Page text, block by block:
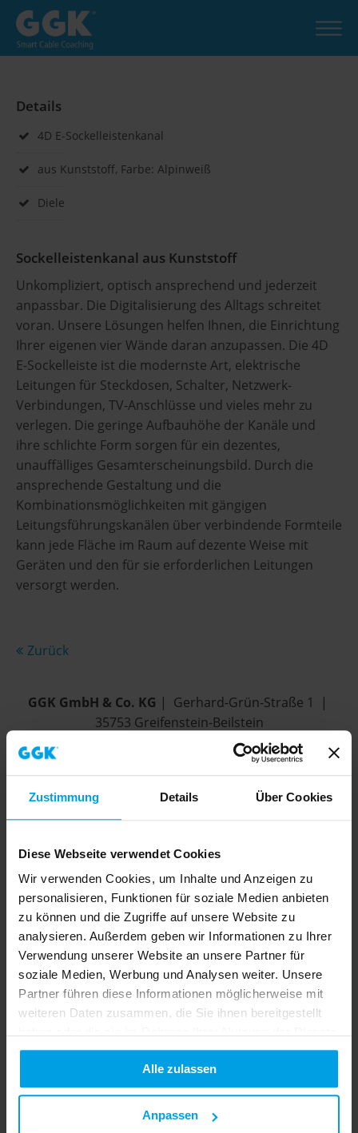
Zustimmung Details Über Cookies
Diese Webseite verwendet Cookies
Wir verwenden Cookies, um Inhalte und Anzeigen zu
personalisieren, Funktionen für soziale Medien anbieten
zu können und die Zugriffe auf unsere Website zu
analysieren. Außerdem geben wir Informationen zu Ihrer
Verwendung unserer Website an unsere Partner für
soziale Medien, Werbung und Analysen weiter. Unsere
Partner führen diese Informationen möglicherweise mit
weiteren Daten zusammen, die Sie ihnen bereitgestellt
gesammelt haben.
Alle zulassen
Anpassen
Details
4D E-Sockelleistenkanal
aus Kunststoff, Farbe: Alpinweiß
Diele
Sockelleistenkanal aus Kunststoff
Unkompliziert, optisch ansprechend und jederzeit
anpassbar. Die Digitalisierung des Alltags schreitet
voran. Unsere Lösungen helfen Ihnen, die Einrichtung
Ihrer eigenen vier Wände daran anzupassen. Die 4D
E-Sockelleiste ist die modernste Art, elektrische
Leitungen für Steckdosen, Schalter, Netzwerk-
Verbindungen, TV-Anschlüsse und vieles mehr zu
verlegen. Die geringe Aufbauhöhe der Kanäle und
ihre schlichte Form sorgen für ein dezentes,
unauffälliges Gesamterscheinungsbild. Durch die
ansprechende Gestaltung und die
Kombinationsmöglichkeiten mit gängigen
Leitungsführungskanälen über verbindende Formteile
kann jede Fläche im Raum auf dezente Weise mit
Geräten und den für sie erforderlichen Leitungen
versorgt werden.
Zurück
GGK GmbH & Co. KG | Gerhard-Grün-Straße 1 |
35753 Greifenstein-Beilstein
Tel: +49 (0) 27 79 91 5-0 |
info@ggk-online.de
Unternehmen
Möglichmacher-Profil
Geballte Standort-Power
Entwicklungs- und Fertigungskompetenz
Smart Cable Coaching
Kooperationen
Internationale Präsenz